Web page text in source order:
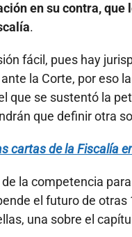
en su contra,
.
fácil, pues hay
la Corte, por eso
que se sustentó la
que definir otra
cartas de la Fiscalía
la competencia
el futuro de
una sobre el